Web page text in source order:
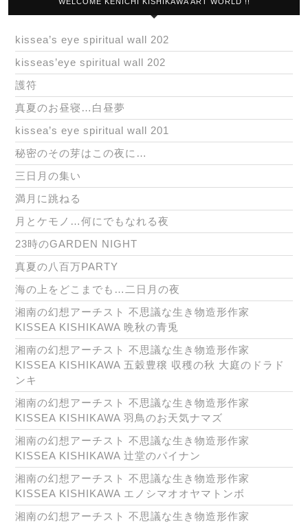
kissea’s eye spiritual wall 202
kisseas’eye spiritual wall 202
護符
真夏のお昼寝…白昼夢
kissea’s eye spiritual wall 201
秘密のその芽はこの夜に…
三日月の集い
満月に跳ねる
月とケモノ…何にでもなれる夜
23時のGARDEN NIGHT
真夏の八百万PARTY
海の上をどこまでも…二日月の夜
湘南の幻想アーチスト 不思議な生き物造形作家
KISSEA KISHIKAWA 晩秋の青兎
湘南の幻想アーチスト 不思議な生き物造形作家
KISSEA KISHIKAWA 五穀豊穣 収穫の秋 大庭のドラド
ンキ
湘南の幻想アーチスト 不思議な生き物造形作家
KISSEA KISHIKAWA 羽鳥のお天気ナマズ
湘南の幻想アーチスト 不思議な生き物造形作家
KISSEA KISHIKAWA 辻堂のパイナン
湘南の幻想アーチスト 不思議な生き物造形作家
KISSEA KISHIKAWA エノシマオオヤマトンボ
湘南の幻想アーチスト 不思議な生き物造形作家